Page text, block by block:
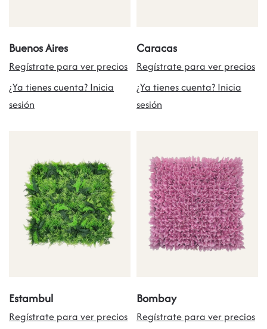
Buenos Aires
Regístrate para ver precios
¿Ya tienes cuenta? Inicia
sesión
Caracas
Regístrate para ver precios
¿Ya tienes cuenta? Inicia
sesión
Estambul
Regístrate para ver precios
Bombay
Regístrate para ver precios